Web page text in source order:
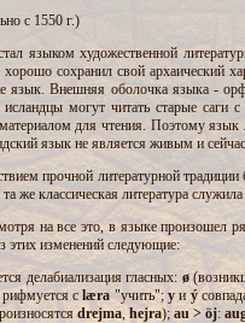
с 1550 г.)
языком художественной
хорошо сохранил свой архаический
язык. Внешняя оболочка языка -
могут читать старые саги
для чтения. Поэтому язык
язык не является живым и
прочной литературной
та же классическая литература
на все это, в языке произошел
этих изменений следующие:
делабиализация гласных: ø
сlæra"учить"; yиý
drejma, hejra); au > öj: